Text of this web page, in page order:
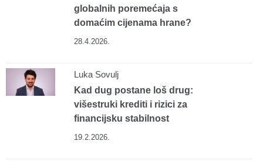
globalnih poremećaja s
domaćim cijenama hrane?
28.4.2026.
Luka Sovulj
Kad dug postane loš drug:
višestruki krediti i rizici za
financijsku stabilnost
19.2.2026.